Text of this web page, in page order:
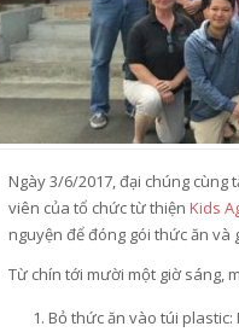
Ngày 3/6/2017, đại chúng
viên của tổ chức từ thiện Kids
nguyện để đóng gói thức ăn và
Từ chín tới mười một giờ sáng,
Bỏ thức ăn vào túi